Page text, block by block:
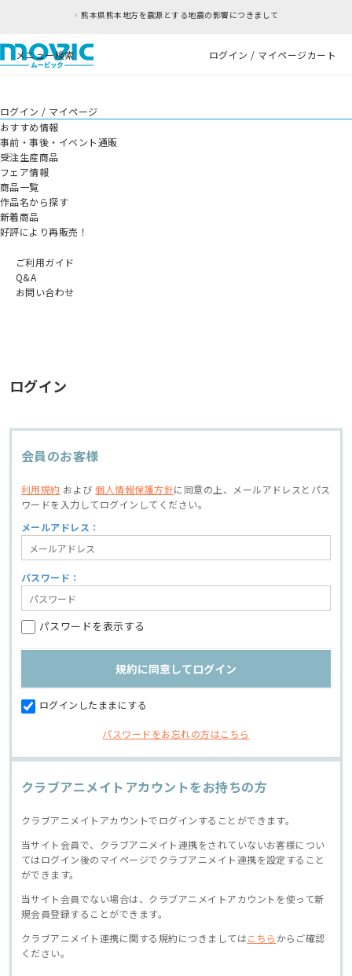
熊本県熊本地方を震源とする地震の影響につきまして
メニュー検索 ログイン / マイページカート
ログイン / マイページ
おすすめ情報
事前・事後・イベント通販
受注生産商品
フェア情報
商品一覧
作品名から探す
新着商品
好評により再販売！
ご利用ガイド
Q&A
お問い合わせ
ログイン
会員のお客様
利用規約 および個人情報保護方針に同意の上、
メールアドレスとパス
ワードを入力してログインしてください。
メールアドレス：
パスワード：
パスワードを表示する
ログインしたままにする
パスワードをお忘れの方はこちら
クラブアニメイトアカウントをお持ちの方
クラブアニメイトアカウントでログインすることができます。
当サイト会員で、クラブアニメイト連携をされていないお客様につい
てはログイン後のマイページでクラブアニメイト連携を設定すること
ができます。
当サイト会員でない場合は、クラブアニメイトアカウントを使って新
規会員登録することができます。
クラブアニメイト連携に関する規約につきましてはこちら からご確認
ください。